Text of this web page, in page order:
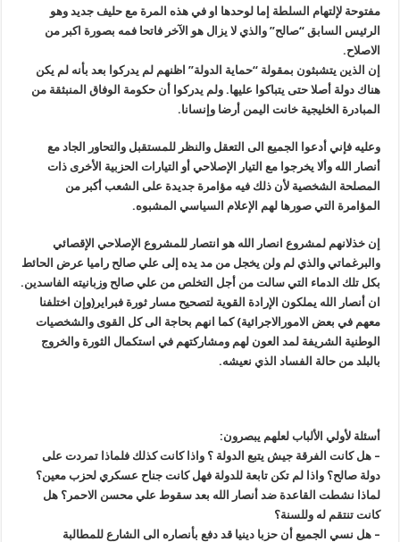
مفتوحة لإلتهام السلطة إما لوحدها او في هذه المرة مع حليف جديد وهو
الرئيس السابق “صالح” والذي لا يزال هو الآخر فاتحا فمه بصورة اكبر من
الاصلاح.
إن الذين يتشبثون بمقولة “حماية الدولة” اظنهم لم يدركوا بعد بأنه لم يكن
هناك دولة أصلا حتى يتباكوا عليها. ولم يدركوا أن حكومة الوفاق المنبثقة من
المبادرة الخليجية خانت اليمن أرضا وإنسانا.
وعليه فإني أدعوا الجميع الى التعقل والنظر للمستقبل والتحاور الجاد مع
أنصار الله وألا يخرجوا مع التيار الإصلاحي أو التيارات الحزبية الأخرى ذات
المصلحة الشخصية لأن ذلك فيه مؤامرة جديدة على الشعب أكبر من
المؤامرة التي صورها لهم الإعلام السياسي المشبوه.
إن خذلانهم لمشروع انصار الله هو انتصار للمشروع الإصلاحي الإقصائي
والبرغماتي والذي لم ولن يخجل من مد يده إلى علي صالح راميا عرض الحائط
بكل تلك الدماء التي سالت من أجل التخلص من علي صالح وزبانيته الفاسدين.
ان أنصار الله يملكون الإرادة القوية لتصحيح مسار ثورة فبراير(وإن اختلفنا
معهم في بعض الامورالاجرائية) كما انهم بحاجة الى كل القوى والشخصيات
الوطنية الشريفة لمد العون لهم ومشاركتهم في استكمال الثورة والخروج
بالبلد من حالة الفساد الذي نعيشه.
أسئلة لأولي الألباب لعلهم يبصرون:
– هل كانت الفرقة جيش يتبع الدولة ؟ واذا كانت كذلك فلماذا تمردت على
دولة صالح؟ واذا لم تكن تابعة للدولة فهل كانت جناح عسكري لحزب معين؟
لماذا نشطت القاعدة ضد أنصار الله بعد سقوط علي محسن الاحمر؟ هل
كانت تنتقم له وللسنة؟
– هل نسي الجميع أن حزبا دينيا قد دفع بأنصاره الى الشارع للمطالبة